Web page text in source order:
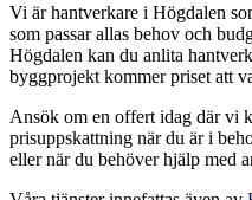
Vi är hantverkare i Högdalen
som passar allas behov och
Högdalen kan du anlita
byggprojekt kommer priset att
Ansök om en offert idag där vi
prisuppskattning när du är i
eller när du behöver hjälp med